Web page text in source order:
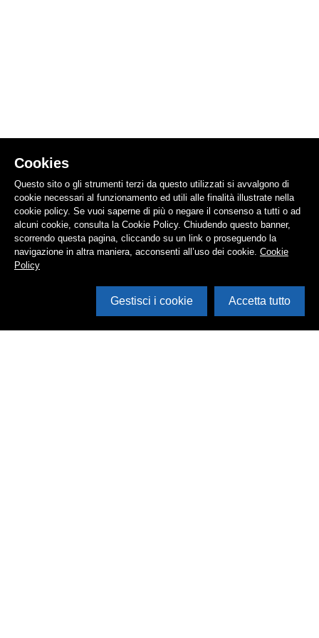
Cookies
Questo sito o gli strumenti terzi da questo utilizzati si avvalgono di
cookie necessari al funzionamento ed utili alle finalità illustrate nella
cookie policy. Se vuoi saperne di più o negare il consenso a tutti o ad
alcuni cookie, consulta la Cookie Policy. Chiudendo questo banner,
scorrendo questa pagina, cliccando su un link o proseguendo la
navigazione in altra maniera, acconsenti all’uso dei cookie. Cookie
Policy
Gestisci i cookie Accetta tutto